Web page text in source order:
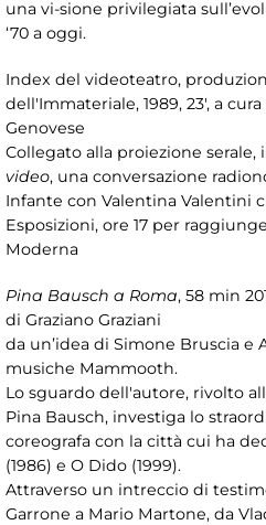
una vi-sione privilegiata
‘70 a oggi.
Index del videoteatro,
dell'Immateriale, 1989, 23', a
Genovese
Collegato alla proiezione serale,
video, una conversazione
Infante con Valentina Valentini
Esposizioni, ore 17 per
Moderna
Pina Bausch a Roma, 58 min
di Graziano Graziani
da un’idea di Simone Bruscia e
musiche Mammooth.
Lo sguardo dell'autore, rivolto
Pina Bausch, investiga lo
coreografa con la città cui ha
(1986) e O Dido (1999).
Attraverso un intreccio di
Garrone a Mario Martone, da